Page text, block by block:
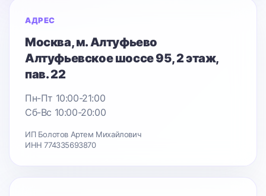
АДРЕС
Москва, м. Алтуфьево
Алтуфьевское шоссе 95, 2 этаж,
пав. 22
Пн-Пт 10:00-21:00
Сб-Вс 10:00-20:00
ИП Болотов Артем Михайлович
ИНН 774335693870